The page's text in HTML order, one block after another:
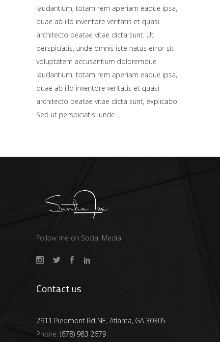
laudantium, totam rem aperiam eaque ipsa,
quae ab illo inventore veritatis et quasi
architecto beatae vitae dicta sunt. Ut
perspiciatis, unde omnis iste natus error sit
voluptatem accusantium doloremque
laudantium, totam rem aperiam eaque ipsa,
quae ab illo inventore veritatis et quasi
architecto beatae vitae dicta sunt, explicabo.
Sed ut perspiciatis, unde
Follow me on Social Media.
Contact us
2911 Piedmont Rd NE, Atlanta, GA 30305
Phone: (678) 983 2679